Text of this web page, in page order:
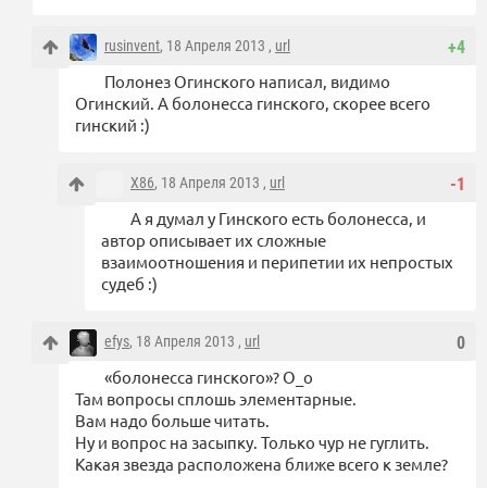
+4
rusinvent, 18 Апреля 2013 , url
Полонез Огинского написал, видимо
Огинский. А болонесса гинского, скорее всего
гинский :)
-1
X86, 18 Апреля 2013 , url
А я думал у Гинского есть болонесса, и
автор описывает их сложные
взаимоотношения и перипетии их непростых
судеб :)
0
efys, 18 Апреля 2013 , url
«болонесса гинского»? O_o
Там вопросы сплошь элементарные.
Вам надо больше читать.
Ну и вопрос на засыпку. Только чур не гуглить.
Какая звезда расположена ближе всего к земле?